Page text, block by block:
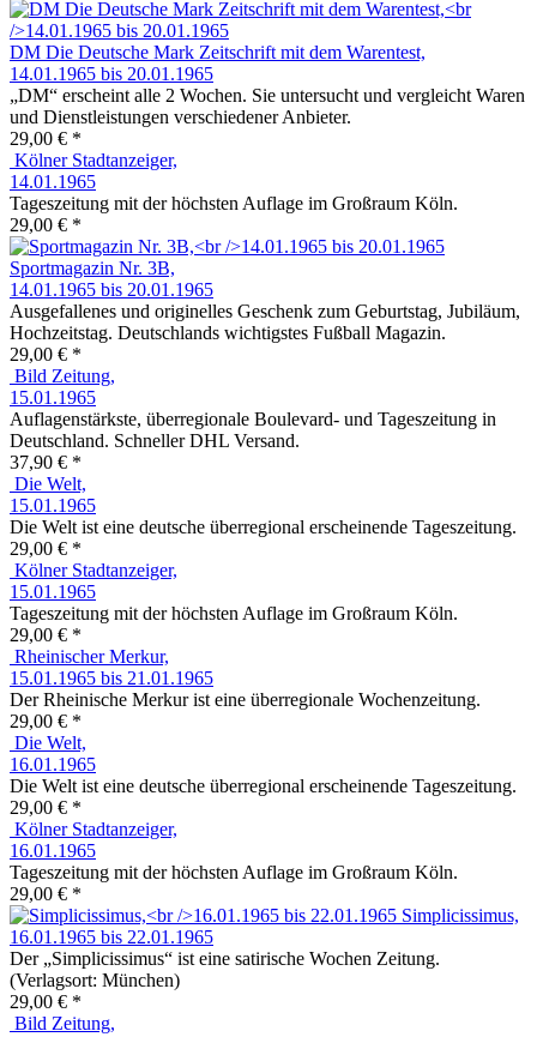
DM Die Deutsche Mark Zeitschrift mit dem Warentest,
14.01.1965 bis 20.01.1965
„DM“ erscheint alle 2 Wochen. Sie untersucht und vergleicht Waren
und Dienstleistungen verschiedener Anbieter.
29,00 € *
Kölner Stadtanzeiger,
14.01.1965
Tageszeitung mit der höchsten Auflage im Großraum Köln.
29,00 € *
Sportmagazin Nr. 3B,
14.01.1965 bis 20.01.1965
Ausgefallenes und originelles Geschenk zum Geburtstag, Jubiläum,
Hochzeitstag. Deutschlands wichtigstes Fußball Magazin.
29,00 € *
Bild Zeitung,
15.01.1965
Auflagenstärkste, überregionale Boulevard- und Tageszeitung in
Deutschland. Schneller DHL Versand.
37,90 € *
Die Welt,
15.01.1965
Die Welt ist eine deutsche überregional erscheinende Tageszeitung.
29,00 € *
Kölner Stadtanzeiger,
15.01.1965
Tageszeitung mit der höchsten Auflage im Großraum Köln.
29,00 € *
Rheinischer Merkur,
15.01.1965 bis 21.01.1965
Der Rheinische Merkur ist eine überregionale Wochenzeitung.
29,00 € *
Die Welt,
16.01.1965
Die Welt ist eine deutsche überregional erscheinende Tageszeitung.
29,00 € *
Kölner Stadtanzeiger,
16.01.1965
Tageszeitung mit der höchsten Auflage im Großraum Köln.
29,00 € *
Simplicissimus,
16.01.1965 bis 22.01.1965
Der „Simplicissimus“ ist eine satirische Wochen Zeitung.
(Verlagsort: München)
29,00 € *
Bild Zeitung,